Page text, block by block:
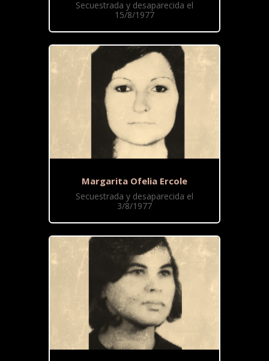
Secuestrada y desaparecida el
15/8/1977
Margarita Ofelia Ercole
Secuestrada y desaparecida el
3/8/1977